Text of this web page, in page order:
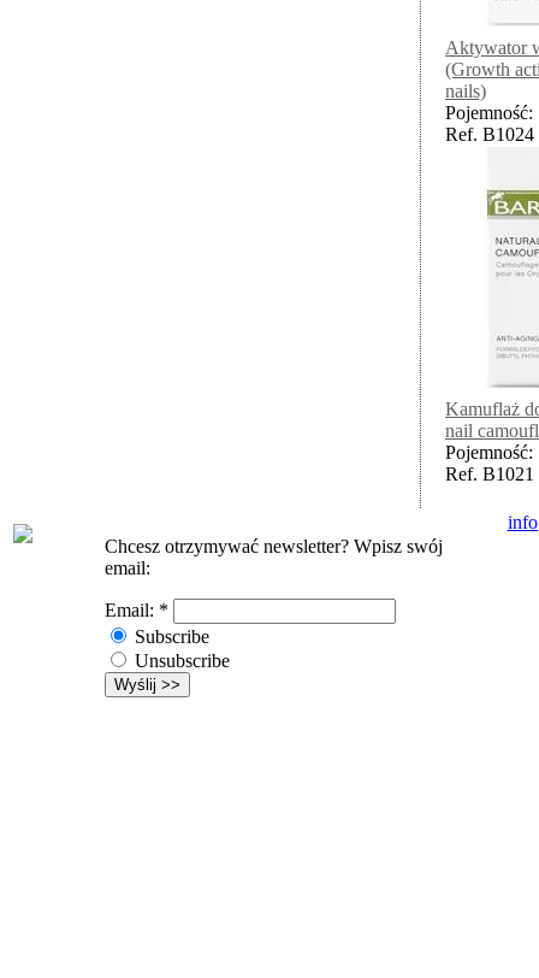
Aktywator
(Growth
nails)
Ref. B1024
Kamuflaż
nail
Ref. B1021
Chcesz otrzymywać newsletter? Wpisz swój
email:
Email: *
Subscribe
Unsubscribe